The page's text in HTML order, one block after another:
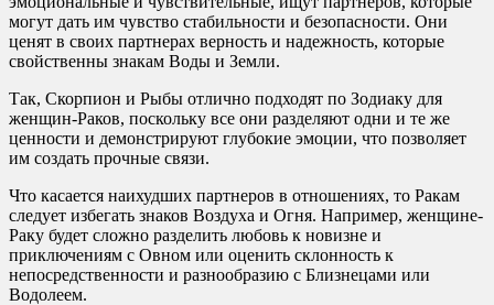
могут дать им чувство стабильности и безопасности. Они
ценят в своих партнерах верность и надежность, которые
свойственны знакам Воды и Земли.
Так, Скорпион и Рыбы отлично подходят по Зодиаку для
женщин-Раков, поскольку все они разделяют одни и те же
ценности и демонстрируют глубокие эмоции, что позволяет
им создать прочные связи.
Что касается наихудших партнеров в отношениях, то Ракам
следует избегать знаков Воздуха и Огня. Например, женщине-
Раку будет сложно разделить любовь к новизне и
приключениям с Овном или оценить склонность к
непосредственности и разнообразию с Близнецами или
Водолеем.